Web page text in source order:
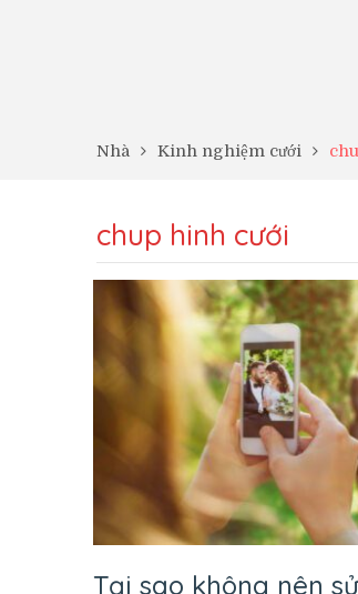
Nhà Kinh nghiệm cưới
chup hinh cưới
Tại sao không nên